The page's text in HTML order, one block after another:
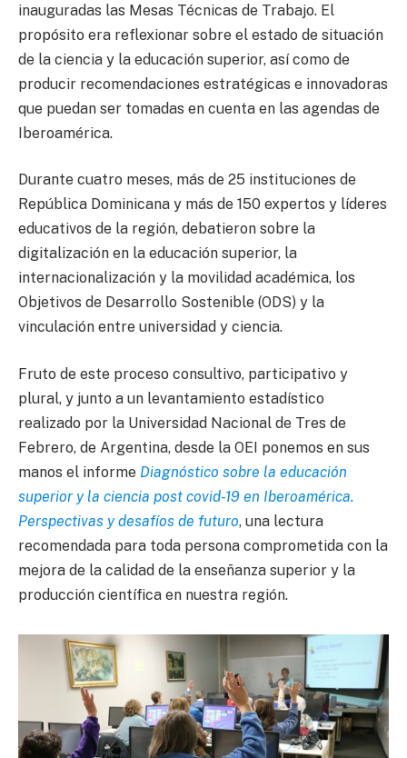
inauguradas las Mesas Técnicas de Trabajo. El
propósito era reflexionar sobre el estado de situación
de la ciencia y la educación superior, así como de
producir recomendaciones estratégicas e innovadoras
que puedan ser tomadas en cuenta en las agendas de
Iberoamérica.
Durante cuatro meses, más de 25 instituciones de
República Dominicana y más de 150 expertos y líderes
educativos de la región, debatieron sobre la
digitalización en la educación superior, la
internacionalización y la movilidad académica, los
Objetivos de Desarrollo Sostenible (ODS) y la
vinculación entre universidad y ciencia.
Fruto de este proceso consultivo, participativo y
plural, y junto a un levantamiento estadístico
realizado por la Universidad Nacional de Tres de
Febrero, de Argentina, desde la OEI ponemos en sus
manos el informe Diagnóstico sobre la educación
superior y la ciencia post covid-19 en Iberoamérica.
Perspectivas y desafíos de futuro, una lectura
recomendada para toda persona comprometida con la
mejora de la calidad de la enseñanza superior y la
producción científica en nuestra región.